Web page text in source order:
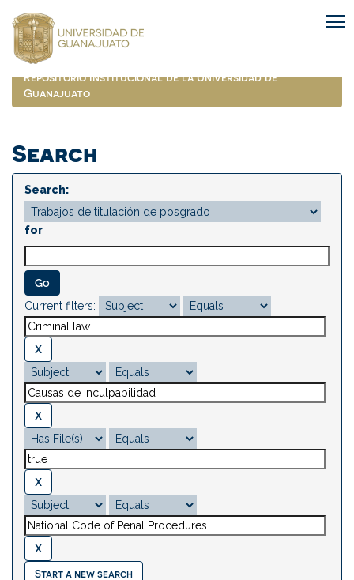
navigation
Repositorio Institucional de la Universidad de
Guanajuato
Search
Search:
for
Current filters:
Start a new search